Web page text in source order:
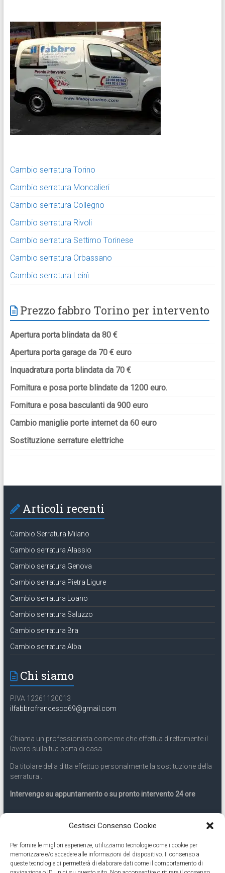
Gestisci Consenso Cookie
Per fornire le migliori esperienze, utilizziamo tecnologie come i cookie per
memorizzare e/o accedere alle informazioni del dispositivo. Il consenso a
queste tecnologie ci permetterà di elaborare dati come il comportamento di
Cambio serratura Torino
Cambio serratura Moncalieri
Cambio serratura Collegno
Cambio serratura Rivoli
Cambio serratura Settimo Torinese
Cambio serratura Orbassano
Cambio serratura Leinì
Prezzo fabbro Torino per intervento
Apertura porta blindata da 80 €
Apertura porta garage da 70 € euro
Inquadratura porta blindata da 70 €
Fornitura e posa porte blindate da 1200 euro.
Fornitura e posa basculanti da 900 euro
Cambio maniglie porte internet da 60 euro
Sostituzione serrature elettriche
Articoli recenti
Cambio Serratura Milano
Cambio serratura Alassio
Cambio serratura Genova
Cambio serratura Pietra Ligure
Cambio serratura Loano
Cambio serratura Saluzzo
Cambio serratura Bra
Cambio serratura Alba
Chi siamo
P.IVA 12261120013
ilfabbrofrancesco69@gmail.com
Chiama un professionista come me che effettua direttamente il
lavoro sulla tua porta di casa .
Da titolare della ditta effettuo personalmente la sostituzione della
serratura .
Intervengo su appuntamento o su pronto intervento 24 ore
Servizio 24 ore
Cell331.9899963